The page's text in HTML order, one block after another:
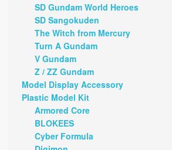
SD Gundam World Heroes
SD Sangokuden
The Witch from Mercury
Turn A Gundam
V Gundam
Z / ZZ Gundam
Model Display Accessory
Plastic Model Kit
Armored Core
BLOKEES
Cyber Formula